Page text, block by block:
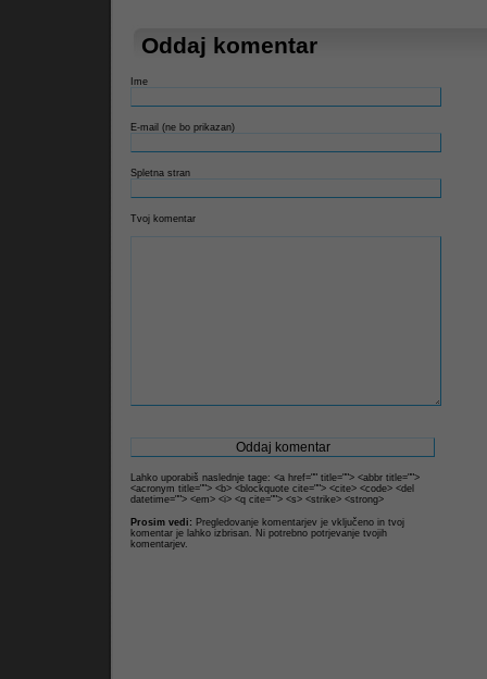
Oddaj komentar
Ime
E-mail (ne bo prikazan)
Spletna stran
Tvoj komentar
Lahko uporabiš naslednje tage: <a href="" title=""> <abbr title="">
<acronym title=""> <b> <blockquote cite=""> <cite> <code> <del
datetime=""> <em> <i> <q cite=""> <s> <strike> <strong>
Prosim vedi: Pregledovanje komentarjev je vključeno in tvoj
komentar je lahko izbrisan. Ni potrebno potrjevanje tvojih
komentarjev.